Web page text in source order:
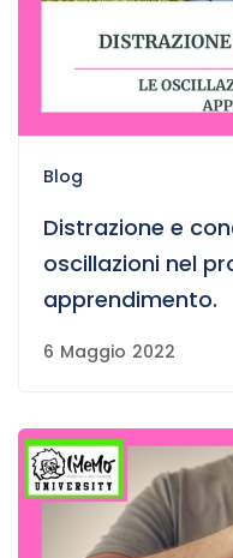
Blog
Distrazione e
oscillazioni nel
apprendimento.
6 Maggio 2022